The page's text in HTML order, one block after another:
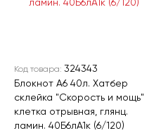
Код товара: 324343
Блокнот А6 40л. Хатбер
склейка "Скорость и мощь"
клетка отрывная, глянц.
ламин. 40Б6лA1к (6/120)